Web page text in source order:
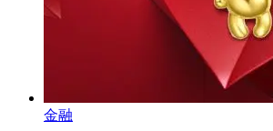
金融